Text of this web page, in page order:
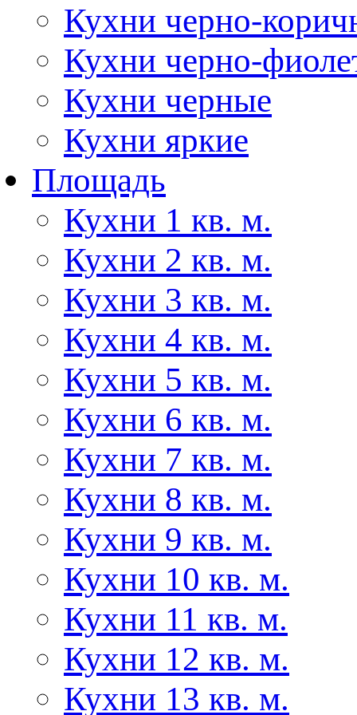
Кухни черно-
Кухни черно-
Кухни черные
Кухни яркие
Площадь
Кухни 1 кв. м.
Кухни 2 кв. м.
Кухни 3 кв. м.
Кухни 4 кв. м.
Кухни 5 кв. м.
Кухни 6 кв. м.
Кухни 7 кв. м.
Кухни 8 кв. м.
Кухни 9 кв. м.
Кухни 10 кв. м.
Кухни 11 кв. м.
Кухни 12 кв. м.
Кухни 13 кв. м.